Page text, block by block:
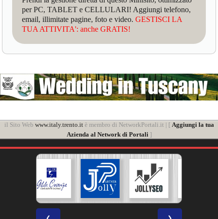
per PC, TABLET e CELLULARI! Aggiungi telefono,
email, illimitate pagine, foto e video.GESTISCI LA
TUA ATTIVITA': anche GRATIS!
il Sito Web www.italy.trento.itè membro di NetworkPortali.it | [ Aggiungi la tua
Azienda al Network di Portali]